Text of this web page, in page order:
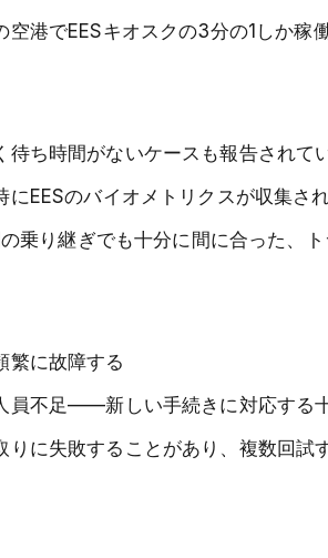
空港でEESキオスクの3分の1しか稼
待ち時間がないケースも報告されて
にEESのバイオメトリクスが収集
乗り継ぎでも十分に間に合った、
繁に故障する
員不足——新しい手続きに対応する
りに失敗することがあり、複数回試